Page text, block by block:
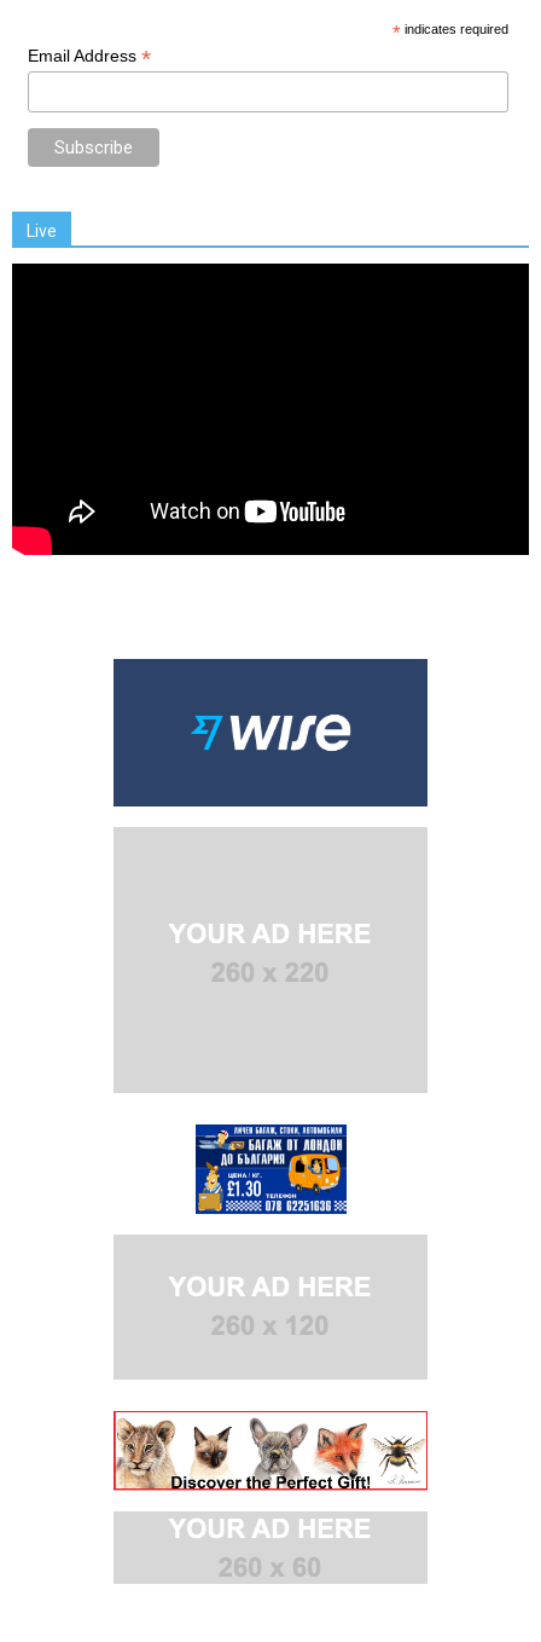
* indicates required
Email Address *
Live